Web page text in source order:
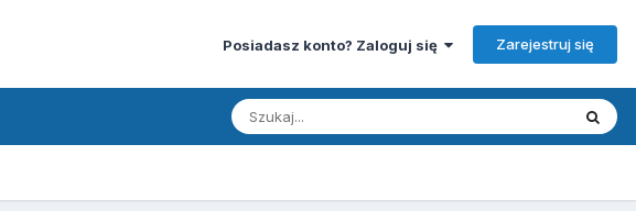
Posiadasz konto? Zaloguj się Zarejestruj się